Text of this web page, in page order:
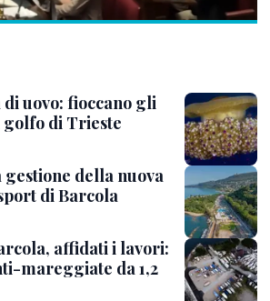
uovo: fioccano gli
golfo di Trieste
della nuova
di Barcola
affidati i lavori:
mareggiate da 1,2